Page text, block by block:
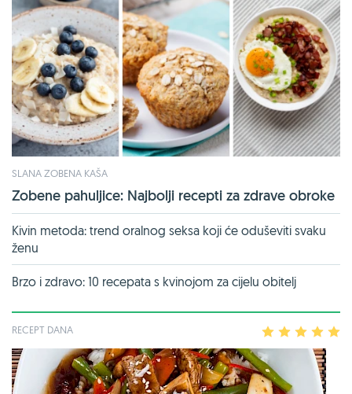
SLANA ZOBENA KAŠA
Zobene pahuljice: Najbolji recepti za zdrave obroke
Kivin metoda: trend oralnog seksa koji će oduševiti svaku
ženu
Brzo i zdravo: 10 recepata s kvinojom za cijelu obitelj
RECEPT DANA 2 3 4